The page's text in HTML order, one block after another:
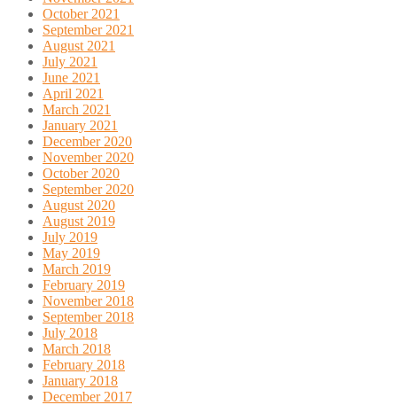
October 2021
September 2021
August 2021
July 2021
June 2021
April 2021
March 2021
January 2021
December 2020
November 2020
October 2020
September 2020
August 2020
August 2019
July 2019
May 2019
March 2019
February 2019
November 2018
September 2018
July 2018
March 2018
February 2018
January 2018
December 2017